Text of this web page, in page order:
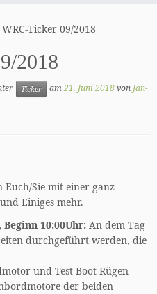
WRC-Ticker 09/2018
2018
Ticker am21. Juni 2018von Jan-
Sie mit einer ganz
Einiges mehr.
10:00Uhr: An dem Tag
durchgeführt werden, die
und Test Boot Rügen
der beiden